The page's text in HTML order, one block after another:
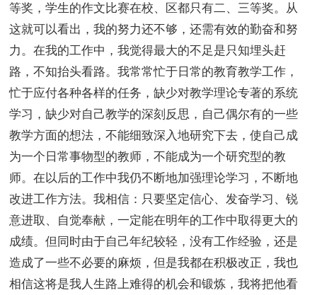
等奖，学生的作文比赛在校、区都只有二、三等奖。从
这就可以看出，我的努力还不够，还需有效的勤奋和努
力。在我的工作中，我觉得最大的不足是只知埋头赶
路，不知抬头看路。我常常忙于日常的教育教学工作，
忙于应付各种各样的任务，缺少对教学理论专著的系统
学习，缺少对自己教学的深刻反思，自己偶尔有的一些
教学方面的想法，不能细致深入地研究下去，使自己成
为一个日常事物型的教师，不能成为一个研究型的教
师。在以后的工作中我仍不断地加强理论学习，不断地
改进工作方法。我相信：只要坚定信心、发奋学习、锐
意进取、自觉奉献，一定能在明年的工作中取得更大的
成绩。但同时由于自己年纪较轻，没有工作经验，还是
造成了一些不必要的麻烦，但是我都在积极改正，我也
相信这将是我人生路上难得的机会和锻炼，我将把他看